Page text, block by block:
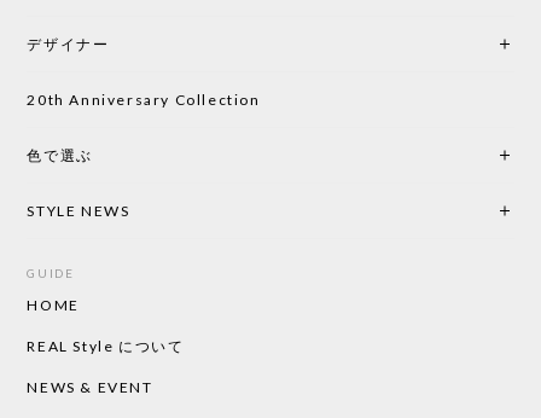
デザイナー
20th Anniversary Collection
色で選ぶ
STYLE NEWS
GUIDE
HOME
REAL Style について
NEWS & EVENT